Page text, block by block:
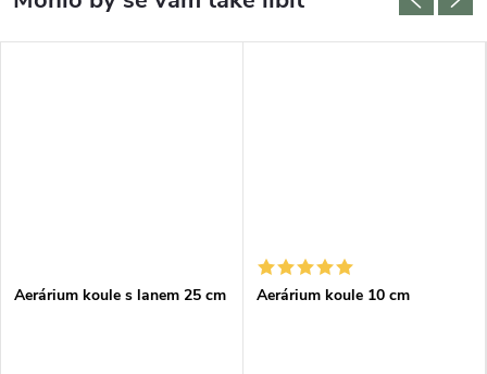
Aerárium koule s lanem 25 cm Aerárium koule 10 cm